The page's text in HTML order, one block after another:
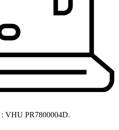
: VHU PR7800004D.